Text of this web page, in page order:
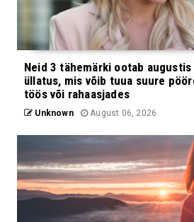
Neid 3 tähemärki ootab
üllatus, mis võib tuua suure
töös või rahaasjades
Unknown August 06, 2026